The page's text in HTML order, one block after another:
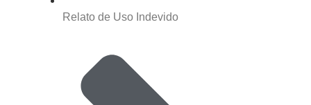
Relato de Uso Indevido